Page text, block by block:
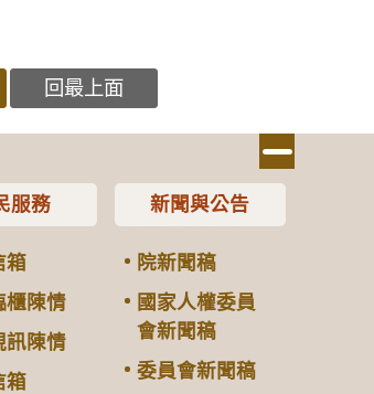
回最上面
服務
箱
櫃陳情
訊陳情
箱
新聞與公告
院新聞稿
國家人權委員
會新聞稿
委員會新聞稿